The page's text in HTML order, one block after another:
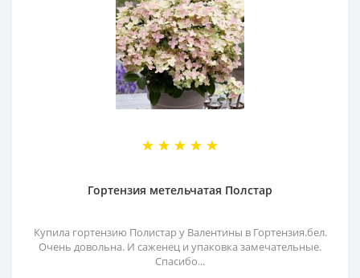
Гортензия метельчатая Полстар
Купила гортензию Полистар у Валентины в Гортензия.бел.
Очень довольна. И саженец и упаковка замечательные.
Спасибо...